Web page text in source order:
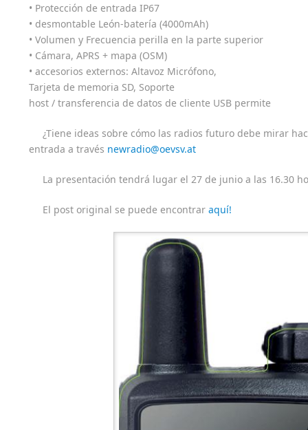
• Protección de entrada IP67
• desmontable León-batería (4000mAh)
• Volumen y Frecuencia perilla en la parte superior
• Cámara, APRS + mapa (OSM)
• accesorios externos: Altavoz Micrófono,
Tarjeta de memoria SD, Soporte
host / transferencia de datos de cliente USB permite
¿Tiene ideas sobre cómo las radios futuro debe mirar
entrada a través newradio@oevsv.at
La presentación tendrá lugar el 27 de junio a las 16.30
El post original se puede encontrar aquí!